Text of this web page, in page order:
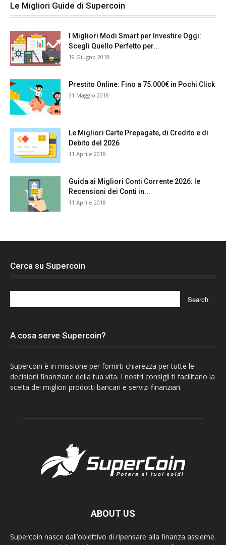
Le Migliori Guide di Supercoin
I Migliori Modi Smart per Investire Oggi:
Scegli Quello Perfetto per...
19 Giugno 2018
Prestito Online: Fino a 75.000€ in Pochi Click
31 Maggio 2018
Le Migliori Carte Prepagate, di Credito e di
Debito del 2026
11 Aprile 2018
Guida ai Migliori Conti Corrente 2026: le
Recensioni dei Conti in...
11 Aprile 2018
Cerca su Supercoin
A cosa serve Supercoin?
Supercoin è in missione per fornirti chiarezza per tutte le
decisioni finanziarie della tua vita. I nostri consigli ti facilitano la
scelta dei migliori prodotti bancari e servizi finanziari.
ABOUT US
Supercoin nasce dall’obiettivo di ripensare alla finanza assieme.